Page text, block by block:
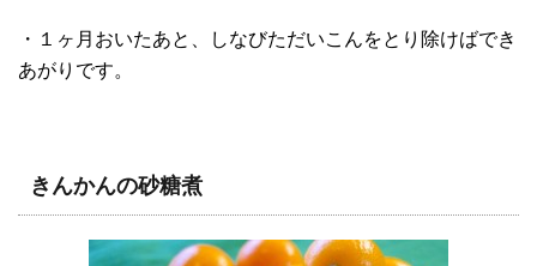
・１ヶ月おいたあと、しなびただいこんをとり除けばでき
あがりです。
きんかんの砂糖煮